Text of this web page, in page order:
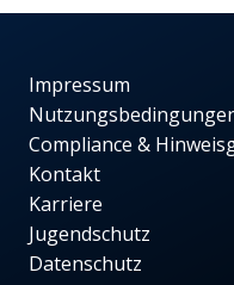
Impressum
Compliance &
Kontakt
Karriere
Jugendschutz
Datenschutz